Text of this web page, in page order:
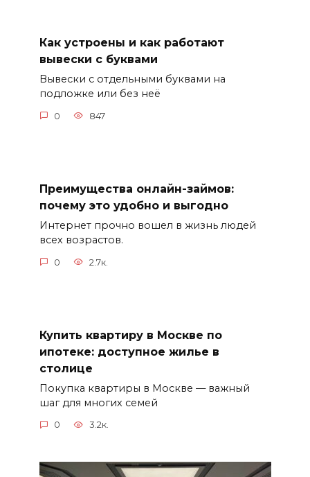
Как устроены и как работают
вывески с буквами
Вывески с отдельными буквами на
подложке или без неё
0 847
Преимущества онлайн-займов:
почему это удобно и выгодно
Интернет прочно вошел в жизнь людей
всех возрастов.
0 2.7к.
Купить квартиру в Москве по
ипотеке: доступное жилье в
столице
Покупка квартиры в Москве — важный
шаг для многих семей
0 3.2к.